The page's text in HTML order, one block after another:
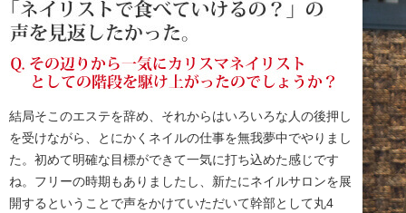
結局そこのエステを辞め、それからはいろいろな人の後押し
を受けながら、とにかくネイルの仕事を無我夢中でやりまし
た。初めて明確な目標ができて一気に打ち込めた感じです
ね。フリーの時期もありましたし、新たにネイルサロンを展
開するということで声をかけていただいて幹部として丸4